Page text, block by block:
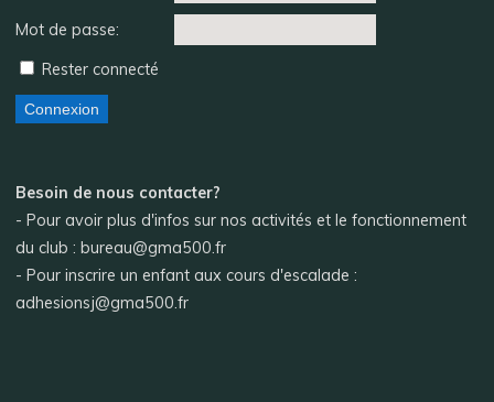
Mot de passe:
Rester connecté
Connexion
Besoin de nous contacter?
- Pour avoir plus d'infos sur nos activités et le fonctionnement
du club : bureau@gma500.fr
- Pour inscrire un enfant aux cours d'escalade :
adhesionsj@gma500.fr